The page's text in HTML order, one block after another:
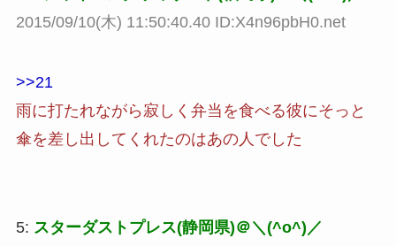
2015/09/10(木) 11:50:40.40 ID:X4n96pbH0.net
>>21
雨に打たれながら寂しく弁当を食べる彼にそっと
傘を差し出してくれたのはあの人でした
5: スターダストプレス(静岡県)＠＼(^o^)／